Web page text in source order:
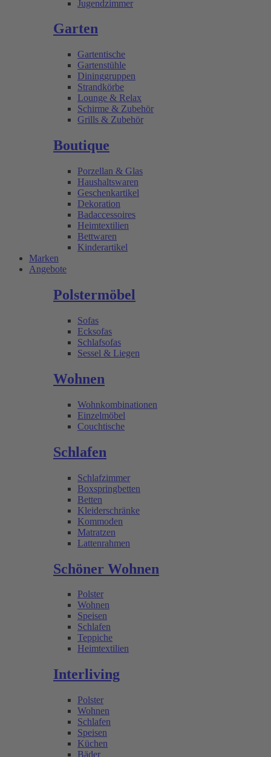
Jugendzimmer
Garten
Gartentische
Gartenstühle
Dininggruppen
Strandkörbe
Lounge & Relax
Schirme & Zubehör
Grills & Zubehör
Boutique
Porzellan & Glas
Haushaltswaren
Geschenkartikel
Dekoration
Badaccessoires
Heimtextilien
Bettwaren
Kinderartikel
Marken
Angebote
Polstermöbel
Sofas
Ecksofas
Schlafsofas
Sessel & Liegen
Wohnen
Wohnkombinationen
Einzelmöbel
Couchtische
Schlafen
Schlafzimmer
Boxspringbetten
Betten
Kleiderschränke
Kommoden
Matratzen
Lattenrahmen
Schöner Wohnen
Polster
Wohnen
Speisen
Schlafen
Teppiche
Heimtextilien
Interliving
Polster
Wohnen
Schlafen
Speisen
Küchen
Bäder